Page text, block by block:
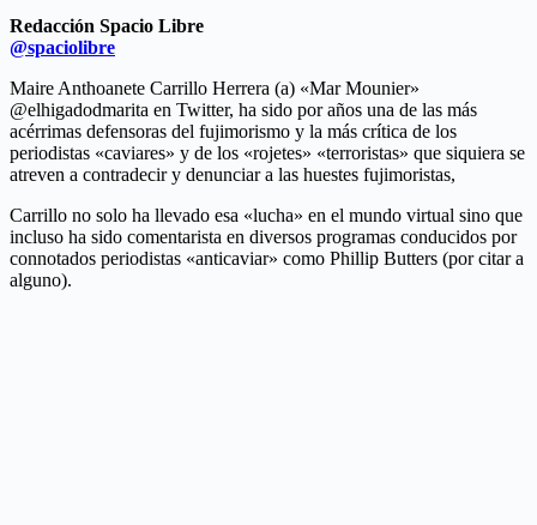
Redacción Spacio Libre
@spaciolibre
Maire Anthoanete Carrillo Herrera (a) «Mar Mounier»
@elhigadodmarita en Twitter, ha sido por años una de las más
acérrimas defensoras del fujimorismo y la más crítica de los
periodistas «caviares» y de los «rojetes» «terroristas» que siquiera se
atreven a contradecir y denunciar a las huestes fujimoristas,
Carrillo no solo ha llevado esa «lucha» en el mundo virtual sino que
incluso ha sido comentarista en diversos programas conducidos por
connotados periodistas «anticaviar» como Phillip Butters (por citar a
alguno).